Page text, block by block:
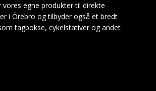
vores egne produkter til direkte
i Örebro og tilbyder også et bredt
tagbokse, cykelstativer og andet